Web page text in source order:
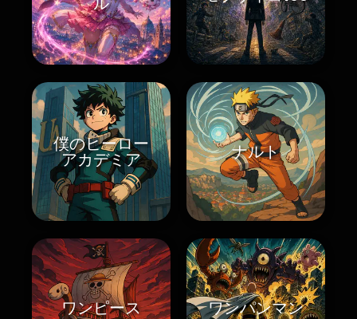
僕のヒーロー
アカデミア
ナルト
ワンピース ワンパンマン